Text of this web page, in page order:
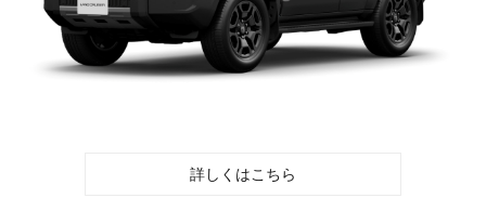
詳しくはこちら